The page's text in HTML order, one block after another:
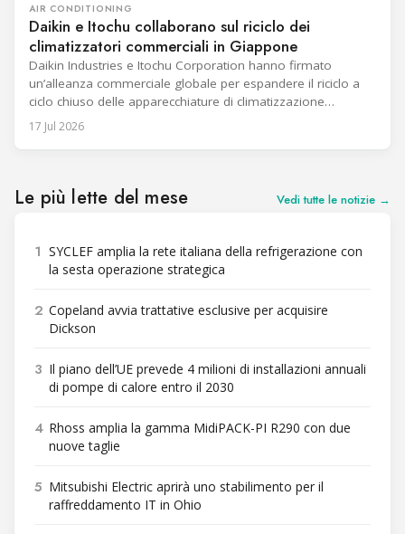
AIR CONDITIONING
Daikin e Itochu collaborano sul riciclo dei
climatizzatori commerciali in Giappone
Daikin Industries e Itochu Corporation hanno firmato
un’alleanza commerciale globale per espandere il riciclo a
ciclo chiuso delle apparecchiature di climatizzazione
commerciale in Giappone. Le aziende utilizzeranno un
quadro di Tipo 1 nell’ambito della legge giapponese sulla
nei
17 Jul 2026
Le più lette del mese Vedi tutte le notizie →
1 SYCLEF amplia la rete italiana della refrigerazione con
la sesta operazione strategica
2 Copeland avvia trattative esclusive per acquisire
Dickson
3 Il piano dell’UE prevede 4 milioni di installazioni annuali
di pompe di calore entro il 2030
4 Rhoss amplia la gamma MidiPACK-PI R290 con due
nuove taglie
5 Mitsubishi Electric aprirà uno stabilimento per il
raffreddamento IT in Ohio